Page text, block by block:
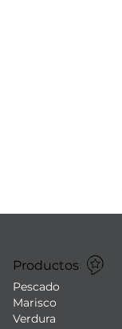
Productos
Pescado
Marisco
Verdura